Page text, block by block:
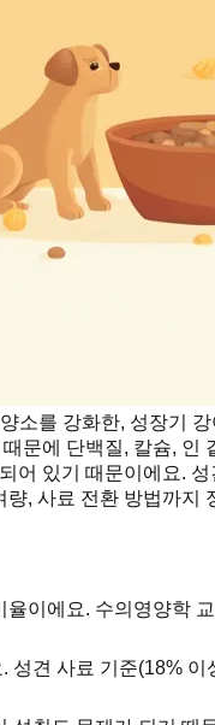
소를 강화한, 성장기
문에 단백질, 칼슘,
어 있기 때문이에요.
, 사료 전환 방법까지
이에요. 수의영양학
성견 사료 기준(18%